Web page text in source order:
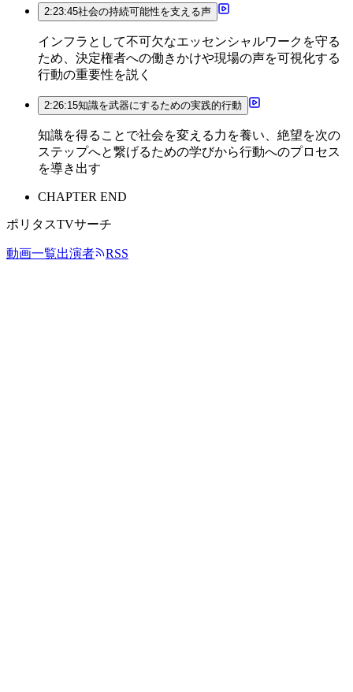
2:23:45社会の持続可能性を支える声
インフラとして不可欠なエッセンシャルワークを守る
ため、決定権者への働きかけや現場の声を可視化する
行動の重要性を説く
2:26:15知識を武器にするための実践的行動
知識を得ることで社会を変える力を養い、絶望を次の
ステップへと繋げるための学びから行動へのプロセス
を導き出す
CHAPTER END
ポリタスTVサーチ
動画一覧出演者 RSS